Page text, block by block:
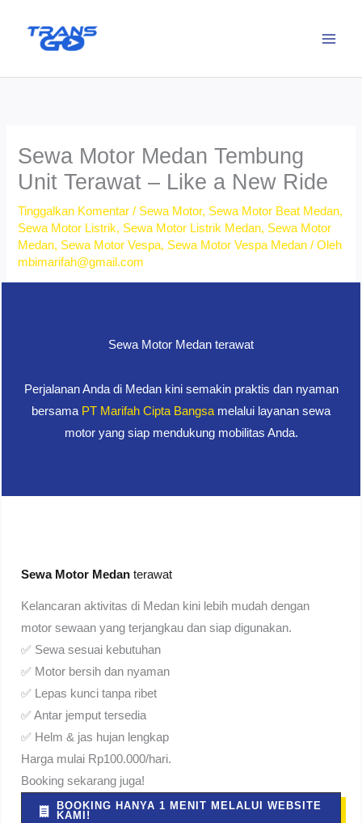
Sewa Motor Medan Tembung
Unit Terawat – Like a New Ride
Tinggalkan Komentar / Sewa Motor, Sewa Motor Beat Medan,
Sewa Motor Listrik, Sewa Motor Listrik Medan, Sewa Motor
Medan, Sewa Motor Vespa, Sewa Motor Vespa Medan / Oleh
mbimarifah@gmail.com
Sewa Motor Medan terawat
Perjalanan Anda di Medan kini semakin praktis dan nyaman
bersama PT Marifah Cipta Bangsa melalui layanan sewa
motor yang siap mendukung mobilitas Anda.
Sewa Motor Medanterawat
Kelancaran aktivitas di Medan kini lebih mudah dengan
motor sewaan yang terjangkau dan siap digunakan.
✅ Sewa sesuai kebutuhan
✅ Motor bersih dan nyaman
✅ Lepas kunci tanpa ribet
✅ Antar jemput tersedia
✅ Helm & jas hujan lengkap
Harga mulai Rp100.000/hari.
Booking sekarang juga!
BOOKING HANYA 1 MENIT MELALUI WEBSITE
KAMI!